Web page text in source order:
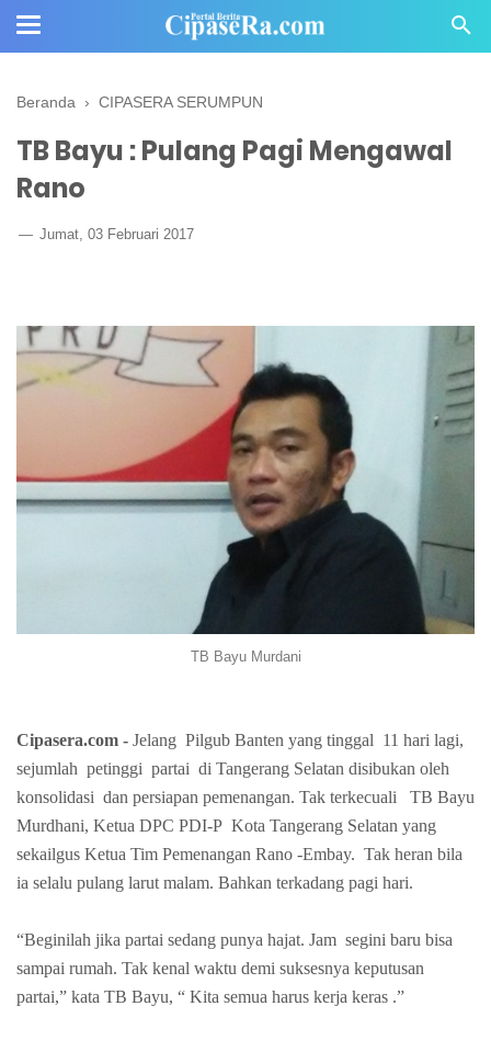
Beranda › CIPASERA SERUMPUN
TB Bayu : Pulang Pagi Mengawal
Rano
Jumat, 03 Februari 2017
TB Bayu Murdani
Cipasera.com - Jelang Pilgub Banten yang tinggal 11 hari lagi,
sejumlah petinggi partai di Tangerang Selatan disibukan oleh
konsolidasi dan persiapan pemenangan. Tak terkecuali
TB Bayu
Murdhani, Ketua DPC PDI-P Kota Tangerang Selatan yang
sekailgus Ketua Tim Pemenangan Rano -Embay. Tak heran bila
ia selalu pulang larut malam. Bahkan terkadang pagi hari.
“Beginilah jika partai sedang punya hajat. Jam segini baru bisa
sampai rumah. Tak kenal waktu demi suksesnya keputusan
partai,” kata TB Bayu, “ Kita semua harus kerja keras .”